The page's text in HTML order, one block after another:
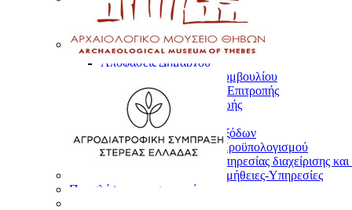
Τα Νέα του Δήμου
Διαφάνεια στο Δήμο
Αποφάσεις Δημάρχου
Αποφάσεις Δημοτικού Συμβουλίου
Αποφάσεις Οικονομικής Επιτροπής
Αποφάσεις Ποιότητας Ζωής
Διαύγεια
Απολογισμός Εσόδων Εξόδων
Δημοσίευση Στοιχείων Προϋπολογισμού
Σύστημα διαδικτυακής υπηρεσίας διαχείρισης
Προκηρύξεις-Διακηρύξεις-Προμήθειες-Υπηρεσίες
Προσλήψεις προσωπικού